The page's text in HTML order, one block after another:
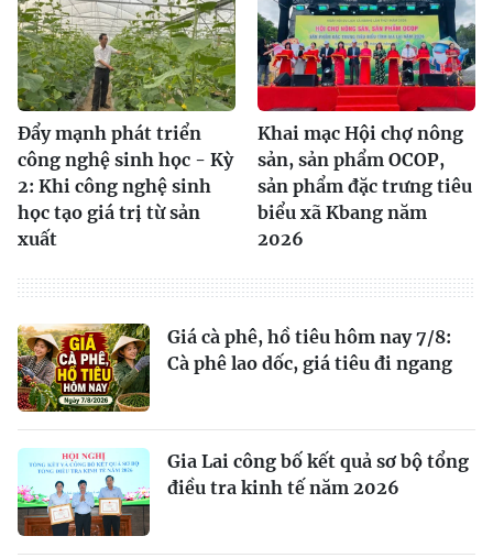
Đẩy mạnh phát triển
công nghệ sinh học - Kỳ
2: Khi công nghệ sinh
học tạo giá trị từ sản
xuất
Khai mạc Hội chợ nông
sản, sản phẩm OCOP,
sản phẩm đặc trưng tiêu
biểu xã Kbang năm
2026
Giá cà phê, hồ tiêu hôm nay 7/8:
Cà phê lao dốc, giá tiêu đi ngang
Gia Lai công bố kết quả sơ bộ tổng
điều tra kinh tế năm 2026